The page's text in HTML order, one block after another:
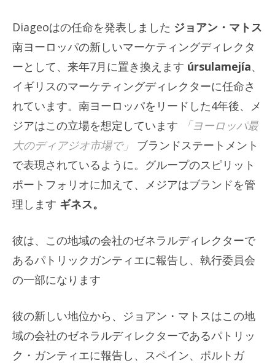
Diageoはの任命を発表しました ジョアン・マトス
南ヨーロッパの新しいマーケティングディレクタ
ーとして、来年7月に置き換えます úrsulamejía、
イギリスのマーケティングディレクターに任命さ
れています。南ヨーロッパをリードした4年後、メ
ジアはこの立場を想定しています 「ヨーロッパ最
大のディアジオ市場で」
ブランドステートメント
で表現されているように。グループのスピリット
ポートフォリオに加えて、メジアはブランドを管
理します ギネス。
彼は、この地域の会社のゼネラルディレクターで
あるパトリックガンティエに報告し、執行委員会
の一部になります
彼の新しい地位から、ジョアン・マトスはこの地
域の会社のゼネラルディレクターであるパトリッ
ク・ガンティエに報告し、スペイン、ポルトガ